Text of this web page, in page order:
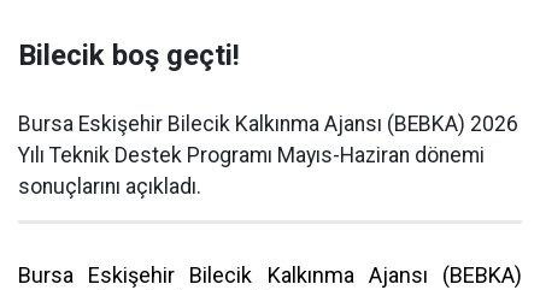
Bilecik boş geçti!
Bursa Eskişehir Bilecik Kalkınma Ajansı (BEBKA) 2026
Yılı Teknik Destek Programı Mayıs-Haziran dönemi
sonuçlarını açıkladı.
Bursa Eskişehir Bilecik Kalkınma Ajansı (BEBKA)